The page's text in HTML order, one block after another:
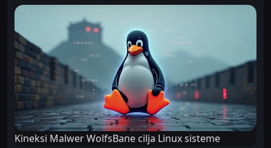
Kineksi Malwer WolfsBane cilja Linux sisteme